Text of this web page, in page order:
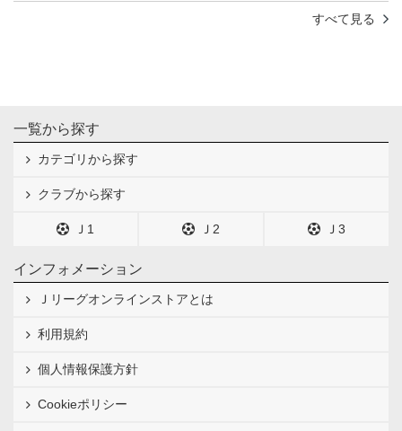
すべて見る
一覧から探す
カテゴリから探す
クラブから探す
Ｊ1 Ｊ2 Ｊ3
インフォメーション
Ｊリーグオンラインストアとは
利用規約
個人情報保護方針
Cookieポリシー